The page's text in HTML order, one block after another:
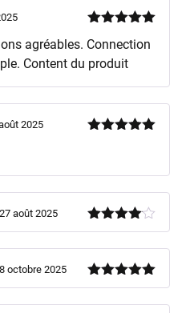
5
agréables. Connection
Content du produit
2025
Note4
27 août 2025
Note5sur
octobre 2025